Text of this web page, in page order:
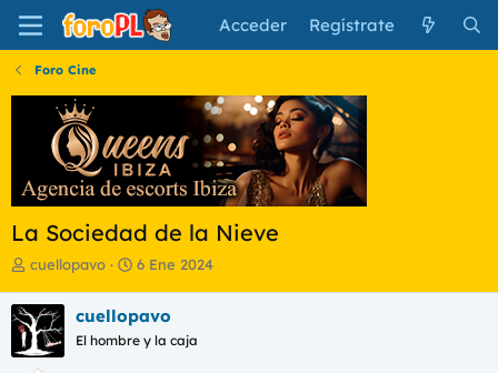
Acceder Regístrate
Foro Cine
La Sociedad de la Nieve
I
i
c
i
a
cuellopavo
F
h
a
6 Ene 2024
cuellopavo
El hombre y la caja